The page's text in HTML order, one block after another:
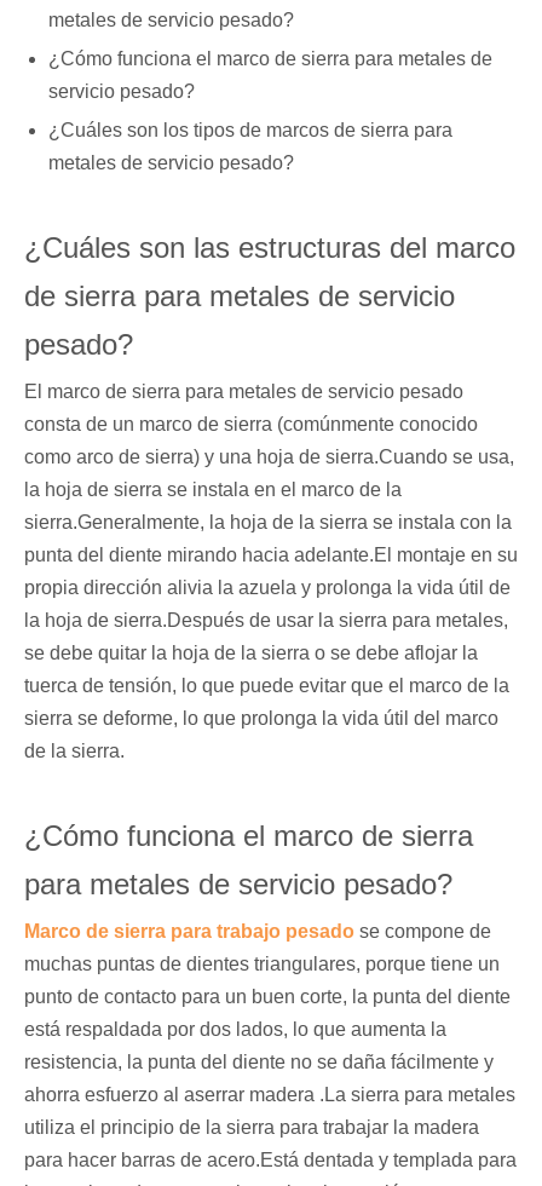
metales de servicio pesado?
¿Cómo funciona el marco de sierra para metales de
servicio pesado?
¿Cuáles son los tipos de marcos de sierra para
metales de servicio pesado?
¿Cuáles son las estructuras del marco
de sierra para metales de servicio
pesado?
El marco de sierra para metales de servicio pesado
consta de un marco de sierra (comúnmente conocido
como arco de sierra) y una hoja de sierra.Cuando se usa,
la hoja de sierra se instala en el marco de la
sierra.Generalmente, la hoja de la sierra se instala con la
punta del diente mirando hacia adelante.El montaje en su
propia dirección alivia la azuela y prolonga la vida útil de
la hoja de sierra.Después de usar la sierra para metales,
se debe quitar la hoja de la sierra o se debe aflojar la
tuerca de tensión, lo que puede evitar que el marco de la
sierra se deforme, lo que prolonga la vida útil del marco
de la sierra.
¿Cómo funciona el marco de sierra
para metales de servicio pesado?
Marco de sierra para trabajo pesado se compone de
muchas puntas de dientes triangulares, porque tiene un
punto de contacto para un buen corte, la punta del diente
está respaldada por dos lados, lo que aumenta la
resistencia, la punta del diente no se daña fácilmente y
ahorra esfuerzo al aserrar madera .La sierra para metales
utiliza el principio de la sierra para trabajar la madera
para hacer barras de acero.Está dentada y templada para